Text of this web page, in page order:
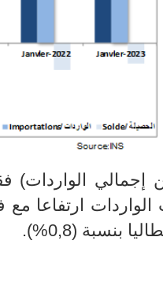
الواردات)
ارتفاعا مع
بنسبة (0,8 %
).